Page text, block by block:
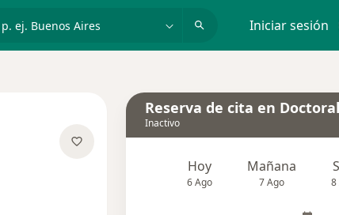
Iniciar sesión
Reserva de cita en
Inactivo
Hoy
6 Ago
Mañana
7 Ago 8